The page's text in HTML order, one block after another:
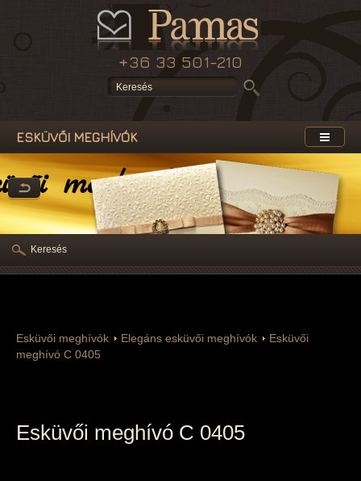
meghívók
+36 33 501-210
ESKÜVŐI MEGHÍVÓK
Esküvői meghívók Elegáns esküvői meghívók
Esküvői
meghívó C 0405
Esküvői meghívó C 0405
Keresés